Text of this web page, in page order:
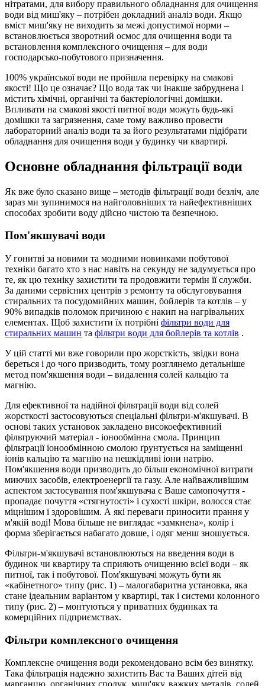
нітратами, для вибору правильного обладнання для очищення
води від миш'яку – потрібен докладний аналіз води. Якщо
вміст миш'яку не виходить за межі допустимої норми –
встановлюється зворотний осмос для очищення води та
встановлення комплексного очищення – для води
господарсько-побутового призначення.
100% української води не пройшла перевірку на смакові
якості! Що це означає? Що вода так чи інакше забруднена і
містить хімічні, органічні та бактеріологічні домішки.
Впливати на смакові якості питної води можуть будь-які
домішки та загрязнення, саме тому важливо провести
лабораторний аналіз води та за його результатами підібрати
обладнання для очищення води у будинку чи квартирі.
Основне обладнання фільтрації води
Як вже було сказано вище – методів фільтрації води безліч, але
зараз ми зупинимося на найголовніших та найефективніших
способах зробити воду дійсно чистою та безпечною.
Пом'якшувачі води
У гонитві за новими та модними новинками побутової
техніки багато хто з нас навіть на секунду не задумується про
те, як цю техніку захистити та продовжити термін її служби.
За даними сервісних центрів з ремонту та обслуговування
стиральних та посудомийних машин, бойлерів та котлів – у
90% випадків поломок причиною є накип на нагрівальних
елементах. Щоб захистити їх потрібні фільтри води для
стиральних машин та фільтри води для бойлерів та котлів .
У цій статті ми вже говорили про жорсткість, звідки вона
береться і до чого призводить, тому розглянемо детальніше
метод пом'якшення води – видалення солей кальцію та
магнію.
Для ефективної та надійної фільтрації води від солей
жорсткості застосовуються спеціальні фільтри-м'якшувачі. В
основі таких установок закладено високоефективний
фільтруючий матеріал - іонообмінна смола. Принцип
фільтрації іонообмінною смолою ґрунтується на заміщенні
іонів кальцію та магнію на нешкідливі іони натрію.
Пом'якшення води призводить до більш економічної витрати
миючих засобів, електроенергії та газу. Але найважливішим
аспектом застосування пом'якшувача є Ваше самопочуття -
пропадає почуття «стягнутості» і сухості шкіри, волосся стає
міцнішим і здоровішим. А які переваги приносити прання у
м'якій воді! Мова більше не виглядає «замкнена», колір і
форма зберігається набагато довше, і одяг менш зношується.
Фільтри-м'якшувачі встановлюються на введення води в
будинок чи квартиру та сприяють очищенню всієї води – як
питної, так і побутової. Пом'якшувачі можуть бути як
«кабінетного» типу (рис. 1) – малогабаритна установка, яка
стане ідеальним варіантом у квартирі, так і системи колонного
типу (рис. 2) – монтуються у приватних будинках та
комерційних підприємствах.
Фільтри комплексного очищення
Комплексне очищення води рекомендовано всім без винятку.
Така фільтрація надежно захистить Вас та Ваших дітей від